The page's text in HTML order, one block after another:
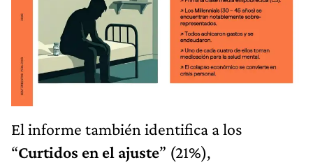
El informe también identifica a los
“Curtidos en el ajuste” (21%),